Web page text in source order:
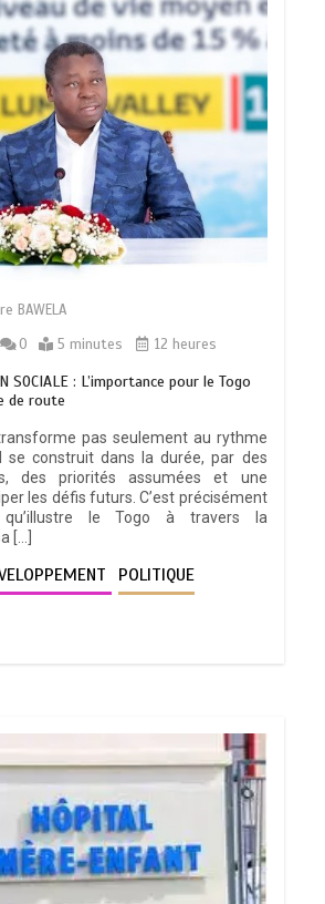
BAWELA
0 5 minutes 12 heures
SOCIALE : L’importance pour le Togo
de route
pas seulement au rythme
se construit dans la durée, par des
des priorités assumées et une
les défis futurs. C’est précisément
le Togo à travers la
[…]
POLITIQUE